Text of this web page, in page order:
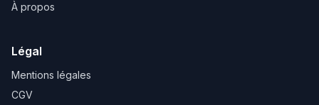
À propos
Légal
Mentions légales
CGV